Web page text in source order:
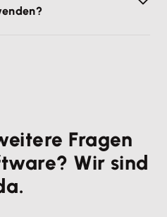
Fragen
Wir sind